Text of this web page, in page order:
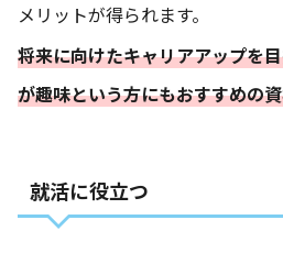
メリットが得られます。
将来に向けたキャリアアップを
が趣味という方にもおすすめの
就活に役立つ